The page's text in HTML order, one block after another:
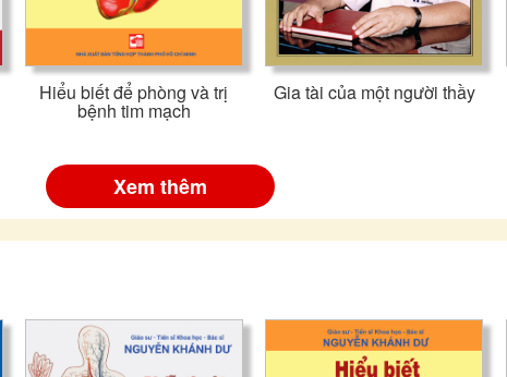
Hiểu biết để phòng và trị
bệnh tim mạch
Gia tài của một người thầy
Xem thêm